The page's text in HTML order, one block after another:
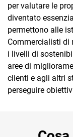
per valutare le
diventato
permettono alle
Commercialisti di
i livelli di
aree di
clienti e agli altri
perseguire